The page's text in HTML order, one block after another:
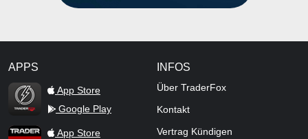
APPS
TraderFox Flash
App Store
Google Play
TraderFox AppApp Store
INFOS
Über TraderFox
Kontakt
Vertrag Kündigen